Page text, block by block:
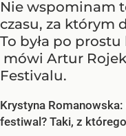
Nie wspominam
czasu, za którym
To była po
mówi Artur
Festivalu.
Krystyna
festiwal? Taki, z